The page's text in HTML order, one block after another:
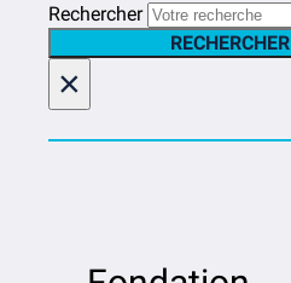
Rechercher
RECHERCHER
×